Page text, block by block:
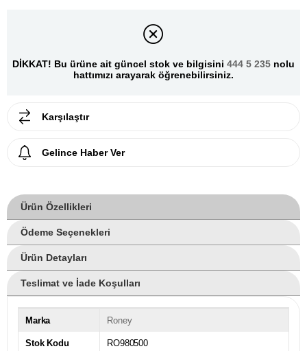
DİKKAT! Bu ürüne ait güncel stok ve bilgisini 444 5 235 nolu
hattımızı arayarak öğrenebilirsiniz.
Karşılaştır
Gelince Haber Ver
Ürün Özellikleri
Ödeme Seçenekleri
Ürün Detayları
Teslimat ve İade Koşulları
Marka Roney
Stok Kodu RO980500